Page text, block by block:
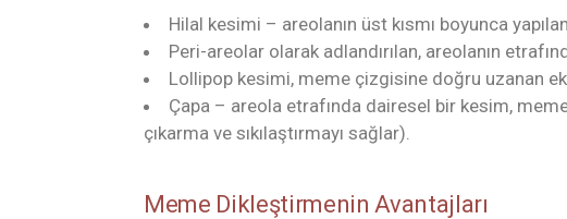
Hilal kesimi – areolanın üst kısmı boyunca
Peri-areolar olarak adlandırılan, areolanın
Lollipop kesimi, meme çizgisine doğru uzanan
Çapa – areola etrafında dairesel bir kesim,
çıkarma ve sıkılaştırmayı sağlar).
Meme Dikleştirmenin Avantajları